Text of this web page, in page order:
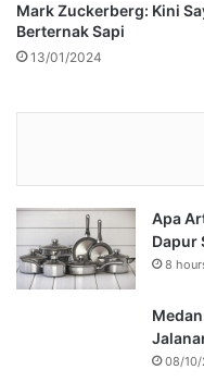
Mark Zuckerberg: Kini
Berternak Sapi
13/01/2024
Apa
Dapur
8
08/10/